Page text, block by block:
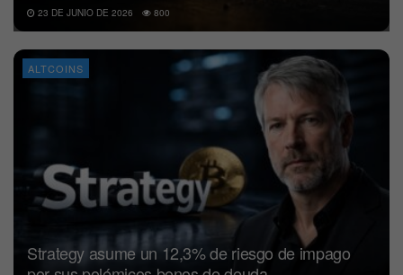
23 DE JUNIO DE 2026 800
ALTCOINS
Strategy asume un 12,3% de riesgo de impago